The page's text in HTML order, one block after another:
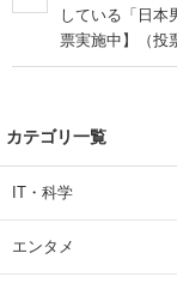
している「日本
票実施中】（投
カテゴリ一覧
IT・科学
エンタメ